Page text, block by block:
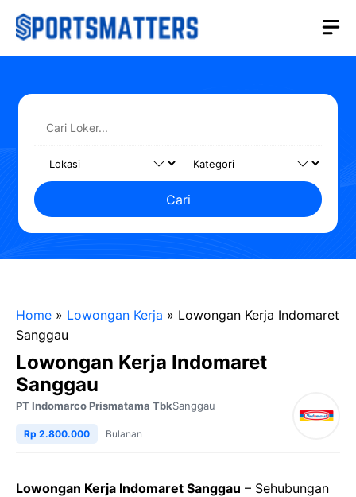
Langsung
Cari
Home » Lowongan Kerja » Lowongan Kerja Indomaret
Sanggau
Lowongan Kerja Indomaret
Sanggau
PT Indomarco Prismatama TbkSanggau
Rp 2.800.000 Bulanan
Lowongan Kerja Indomaret Sanggau – Sehubungan